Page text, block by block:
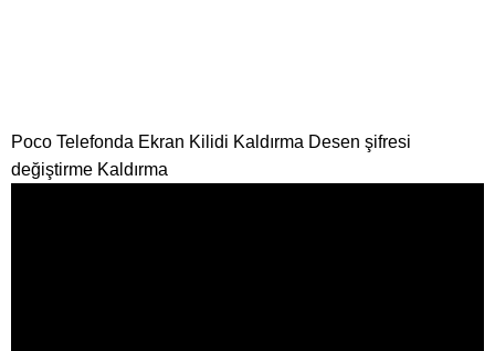
Poco Telefonda Ekran Kilidi Kaldırma Desen şifresi
değiştirme Kaldırma